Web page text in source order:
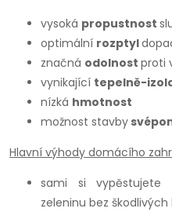
vysoká propustnost
optimální rozptyl
značná odolnost proti
vynikající tepelně-
nízká hmotnost
možnost stavby
Hlavní výhody domácího
sami si vypěstujete
zeleninu bez